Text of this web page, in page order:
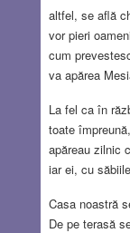
altfel, se află
vor pieri
cum
va apărea
La fel ca în
toate
apăreau zilnic
iar ei, cu
Casa noastră
De pe terasă